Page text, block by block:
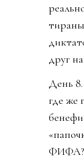
друг
День
где же
ФИФА?